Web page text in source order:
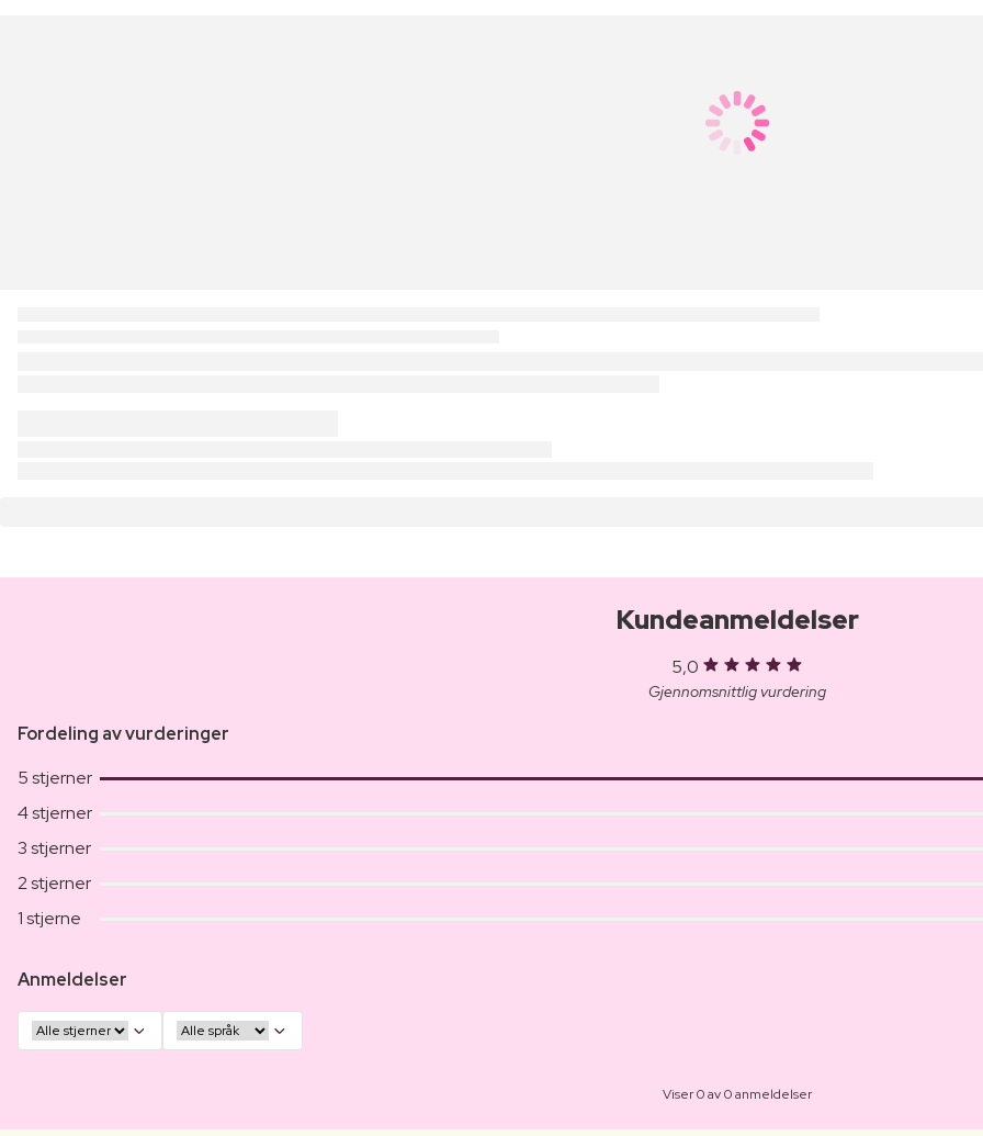
Kundeanmeldelser
5,0
Gjennomsnittlig vurdering
Fordeling av vurderinger
5 stjerner
4 stjerner
3 stjerner
2 stjerner
1 stjerne
Anmeldelser
Viser 0 av 0 anmeldelser